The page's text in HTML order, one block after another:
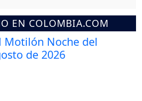
EN COLOMBIA.COM